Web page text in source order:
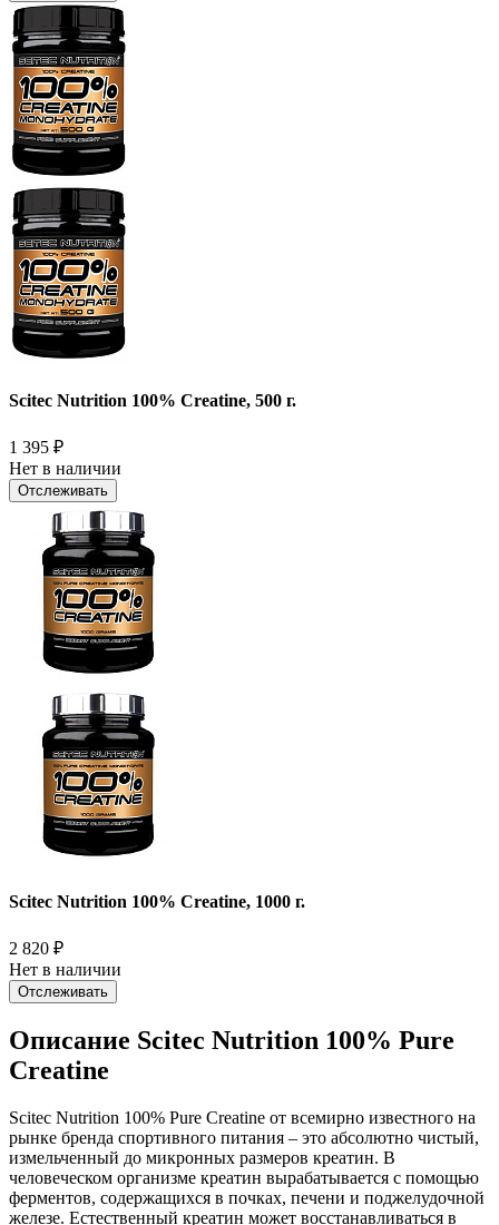
Scitec Nutrition 100% Creatine, 500 г.
1 395 ₽
Нет в наличии
Отслеживать
Scitec Nutrition 100% Creatine, 1000 г.
2 820 ₽
Нет в наличии
Отслеживать
Описание Scitec Nutrition 100% Pure
Creatine
Scitec Nutrition 100% Pure Creatine от всемирно известного на
рынке бренда спортивного питания – это абсолютно чистый,
измельченный до микронных размеров креатин. В
человеческом организме креатин вырабатывается с помощью
ферментов, содержащихся в почках, печени и поджелудочной
железе. Естественный креатин может восстанавливаться в